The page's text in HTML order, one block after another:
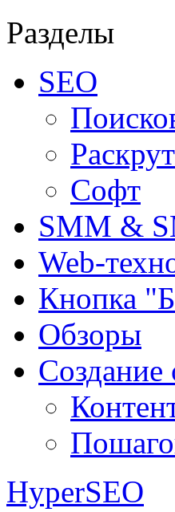
Разделы
SEO
Софт
SMM &
Web-
Кнопка
Обзоры
Создание
HyperSEO